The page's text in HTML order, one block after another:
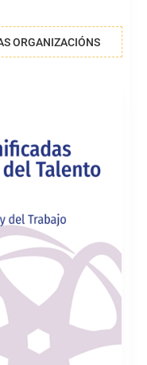
ORGANIZACIÓNS